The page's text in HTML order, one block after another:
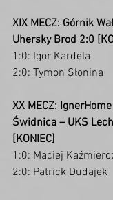
XIX MECZ: Górnik
Uhersky Brod 2:0
1:0: Igor Kardela
2:0: Tymon Słonina
XX MECZ:
Świdnica – UKS
[KONIEC]
1:0: Maciej
2:0: Patrick Dudajek